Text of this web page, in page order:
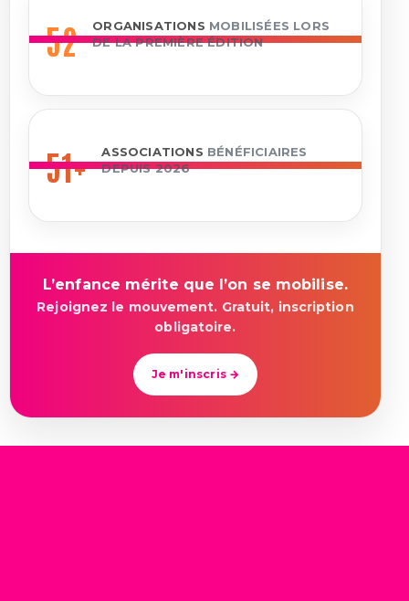
52 ORGANISATIONS MOBILISÉES LORS
DE LA PREMIÈRE ÉDITION
51+ ASSOCIATIONS BÉNÉFICIAIRES
DEPUIS 2026
L’enfance mérite que l’on se mobilise.
Rejoignez le mouvement. Gratuit, inscription
obligatoire.
Je m'inscris →